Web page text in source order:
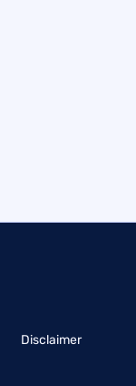
Disclaimer